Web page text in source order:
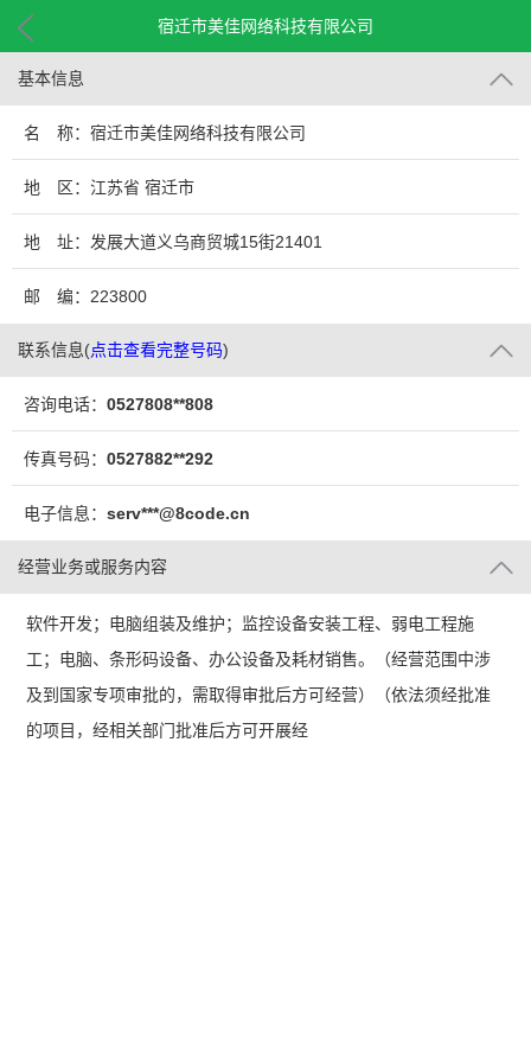
宿迁市美佳网络科技有限公司
基本信息
名 称：宿迁市美佳网络科技有限公司
地 区：江苏省 宿迁市
地 址：发展大道义乌商贸城15街21401
邮 编：223800
联系信息(点击查看完整号码)
咨询电话： 0527808**808
传真号码： 0527882**292
电子信息： serv***@8code.cn
经营业务或服务内容
软件开发；电脑组装及维护；监控设备安装工程、弱电工程施
工；电脑、条形码设备、办公设备及耗材销售。（经营范围中涉
及到国家专项审批的，需取得审批后方可经营）（依法须经批准
的项目，经相关部门批准后方可开展经